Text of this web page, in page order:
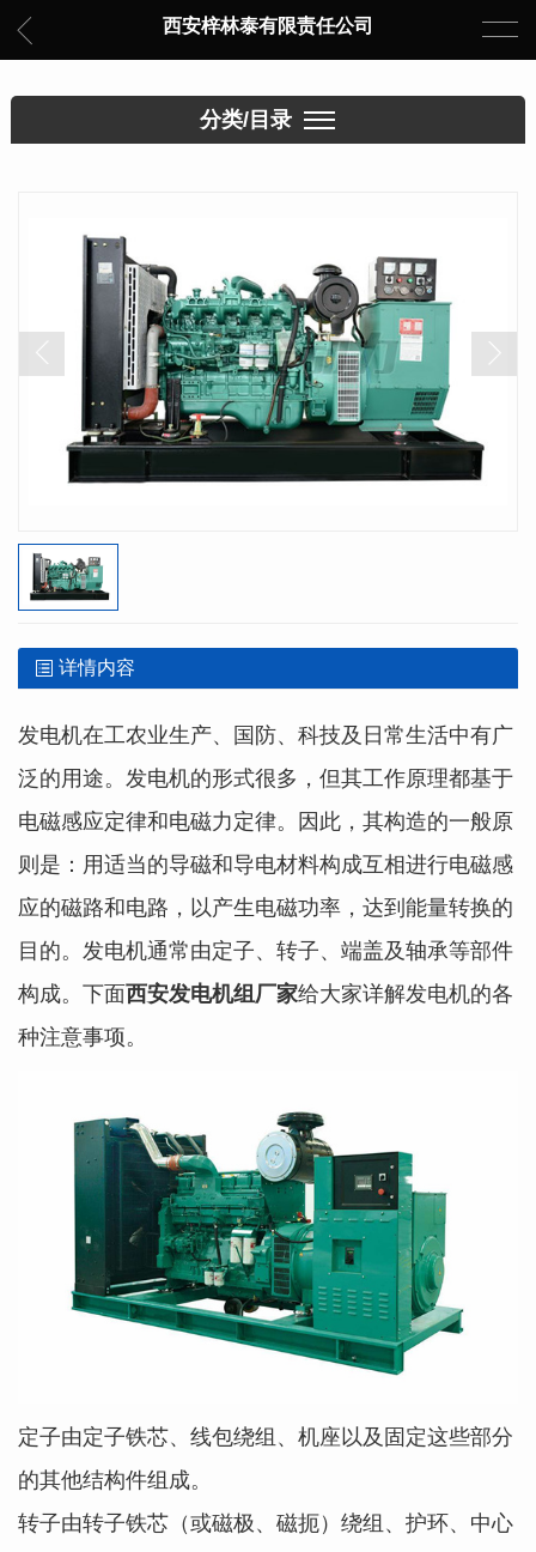
西安梓林泰有限责任公司
分类/目录
详情内容
发电机在工农业生产、国防、科技及日常生活中有广
泛的用途。发电机的形式很多，但其工作原理都基于
电磁感应定律和电磁力定律。因此，其构造的一般原
则是：用适当的导磁和导电材料构成互相进行电磁感
应的磁路和电路，以产生电磁功率，达到能量转换的
目的。发电机通常由定子、转子、端盖及轴承等部件
构成。下面西安发电机组厂家给大家详解发电机的各
种注意事项。
定子由定子铁芯、线包绕组、机座以及固定这些部分
的其他结构件组成。
转子由转子铁芯（或磁极、磁扼）绕组、护环、中心